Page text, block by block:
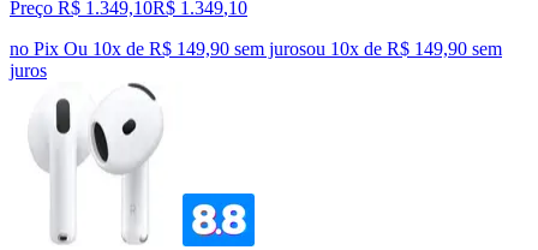
Preço R$ 1.349,10R$ 1.349,10
no Pix Ou 10x de R$ 149,90 sem jurosou 10x de R$ 149,90 sem
juros